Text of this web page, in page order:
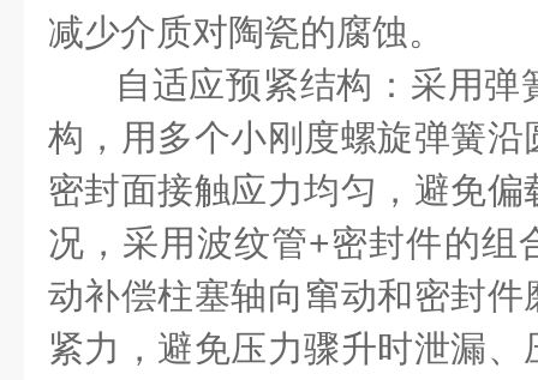
减少介质对陶瓷的腐蚀。
自适应预紧结构：采用弹
构，用多个小刚度螺旋弹簧
密封面接触应力均匀，避免
况，采用波纹管+密封件的组
动补偿柱塞轴向窜动和密封
紧力，避免压力骤升时泄漏